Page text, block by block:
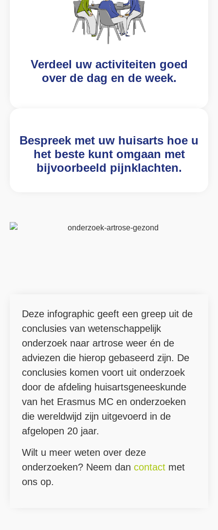
Verdeel uw activiteiten goed
over de dag en de week.
Bespreek met uw huisarts hoe u
het beste kunt omgaan met
bijvoorbeeld pijnklachten.
Deze infographic geeft een greep uit de
conclusies van wetenschappelijk
onderzoek naar artrose weer én de
adviezen die hierop gebaseerd zijn. De
conclusies komen voort uit onderzoek
door de afdeling huisartsgeneeskunde
van het Erasmus MC en onderzoeken
die wereldwijd zijn uitgevoerd in de
afgelopen 20 jaar.
Wilt u meer weten over deze
onderzoeken? Neem dan contact met
ons op.